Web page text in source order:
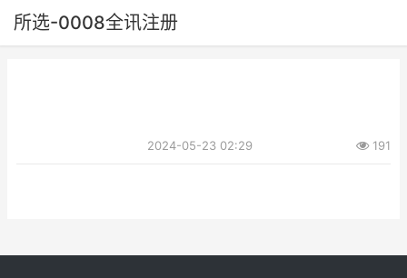
所选-0008全讯注册
2024-05-23 02:29 191